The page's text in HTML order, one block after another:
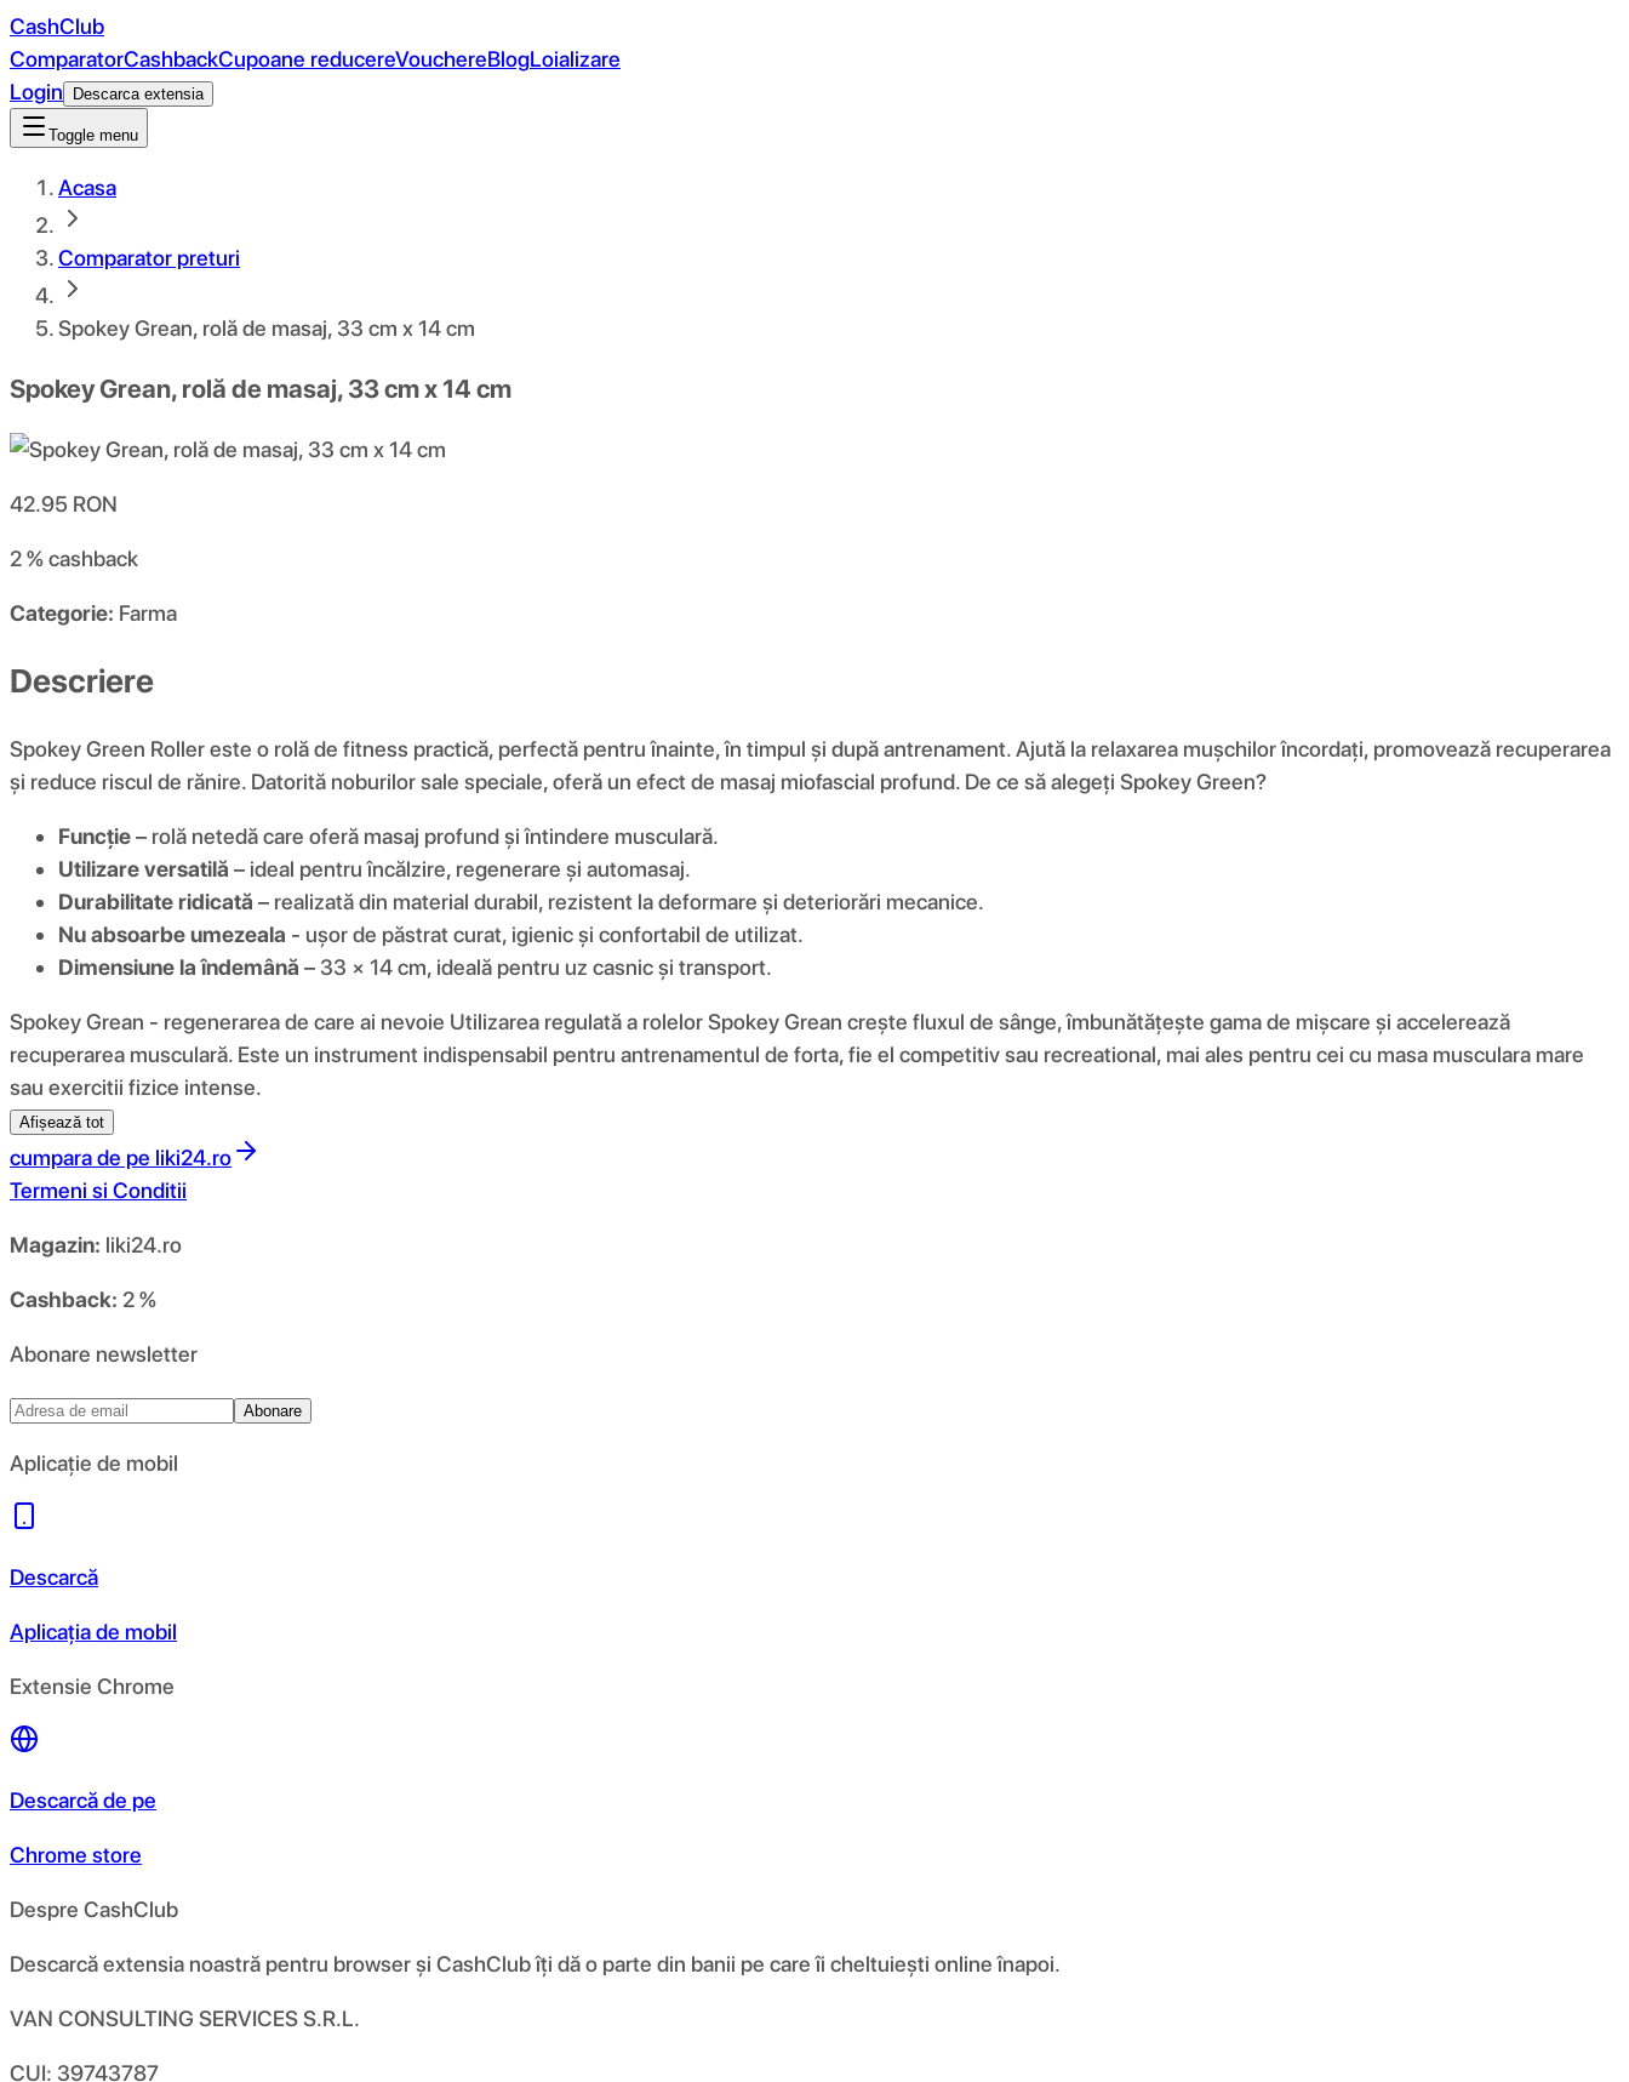
CashClub
ComparatorCashbackCupoane reducereVouchereBlogLoializare
Login
Descarca extensia
Toggle menu
Acasa
Comparator preturi
Spokey Grean, rolă de masaj, 33 cm x 14 cm
Spokey Grean, rolă de masaj, 33 cm x 14 cm
42.95 RON
2 %cashback
Categorie: Farma
Descriere
Spokey Green Roller este o rolă de fitness practică, perfectă pentru înainte, în timpul și după antrenament. Ajută la relaxarea mușchilor încordați, promovează recuperarea
și reduce riscul de rănire. Datorită noburilor sale speciale, oferă un efect de masaj miofascial profund. De ce să alegeți Spokey Green?
Funcție– rolă netedă care oferă masaj profund și întindere musculară.
Utilizare versatilă – ideal pentru încălzire, regenerare și automasaj.
Durabilitate ridicată – realizată din material durabil, rezistent la deformare și deteriorări mecanice.
Nu absoarbe umezeala - ușor de păstrat curat, igienic și confortabil de utilizat.
Dimensiune la îndemână – 33 × 14 cm, ideală pentru uz casnic și transport.
Spokey Grean - regenerarea de care ai nevoie Utilizarea regulată a rolelor Spokey Grean crește fluxul de sânge, îmbunătățește gama de mișcare și accelerează
recuperarea musculară. Este un instrument indispensabil pentru antrenamentul de forta, fie el competitiv sau recreational, mai ales pentru cei cu masa musculara mare
sau exercitii fizice intense.
Afișează tot
cumpara de pe liki24.ro
Termeni si Conditii
Magazin: liki24.ro
Cashback: 2 %
Abonare newsletter
Abonare
Aplicație de mobil
Descarcă
Aplicația de mobil
Extensie Chrome
Descarcă de pe
Chrome store
Despre CashClub
Descarcă extensia noastră pentru browser și CashClub îți dă o parte din banii pe care îi cheltuiești online înapoi.
VAN CONSULTING SERVICES S.R.L.
CUI: 39743787